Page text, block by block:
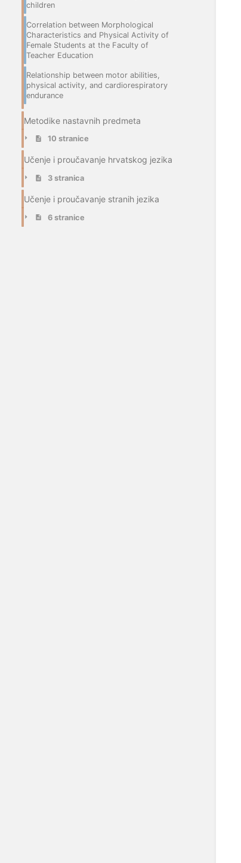
children
Correlation between Morphological
Characteristics and Physical Activity of
Female Students at the Faculty of
Teacher Education
Relationship between motor abilities,
physical activity, and cardiorespiratory
endurance
Metodike nastavnih predmeta
10 stranice
Učenje i proučavanje hrvatskog jezika
3 stranica
Učenje i proučavanje stranih jezika
6 stranice